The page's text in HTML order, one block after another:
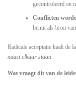
gecontroleerd en
Conflicten
benut als bron
Radicale acceptatie haalt de
naast elkaar staan
Wat vraagt dit van de